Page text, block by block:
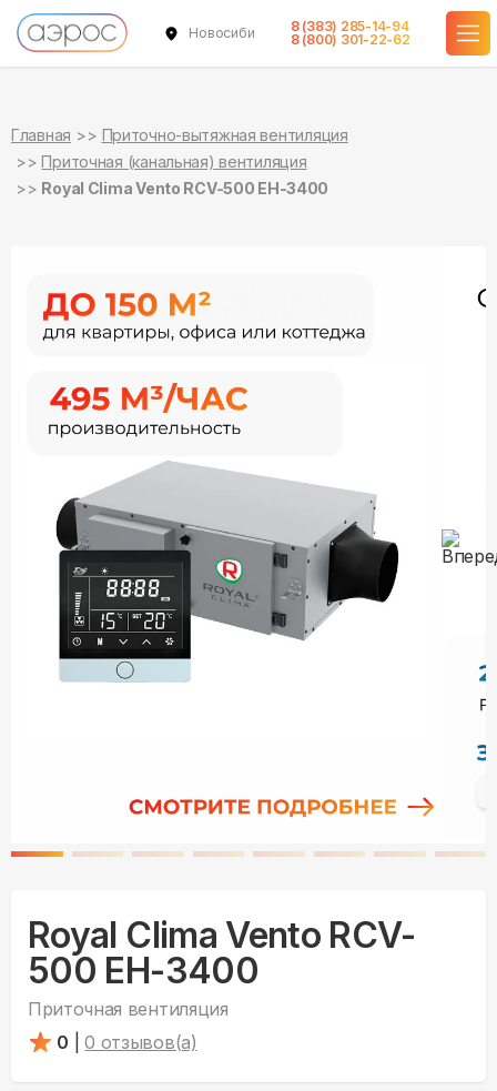
Новосибирск
8 (383) 285-14-94
8 (800) 301-22-62
Главная
Приточно-вытяжная вентиляция
Приточная (канальная) вентиляция
Royal Clima Vento RCV-500 EH-3400
Royal Clima Vento RCV-
500 EH-3400
Приточная вентиляция
0
0 отзывов(а)
в наличии
в наличии